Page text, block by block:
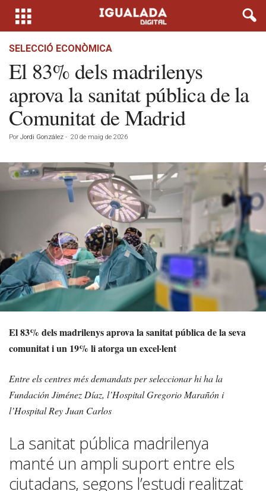
SELECCIÓ ECONÒMICA
El 83% dels madrilenys
aprova la sanitat pública de la
Comunitat de Madrid
Por Jordi González - 20 de maig de 2026
El 83% dels madrilenys aprova la sanitat pública de la seva
comunitat i un 19% li atorga un excel·lent
Entre els centres més demandats per seleccionar hi ha la
Fundación Jiménez Díaz, l’Hospital Gregorio Marañón i
l’Hospital Rey Juan Carlos
La sanitat pública madrilenya
manté un ampli suport entre els
ciutadans, segons l’estudi realitzat